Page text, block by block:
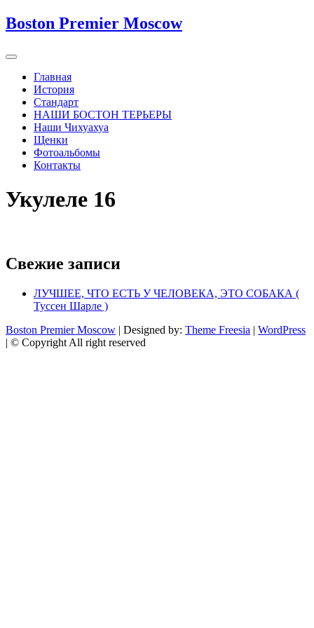
Boston Premier Moscow
Главная
История
Стандарт
НАШИ БОСТОН ТЕРЬЕРЫ
Наши Чихуахуа
Щенки
Фотоальбомы
Контакты
Укулеле 16
Свежие записи
ЛУЧШЕЕ, ЧТО ЕСТЬ У ЧЕЛОВЕКА, ЭТО СОБАКА (
Туссен Шарле )
Boston Premier Moscow | Designed by: Theme Freesia | WordPress
| © Copyright All right reserved